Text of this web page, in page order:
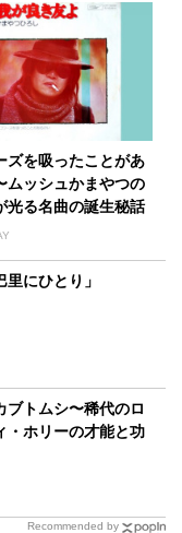
ズを吸ったことがあ
ムッシュかまやつの
光る名曲の誕生秘話
にひとり」
ブトムシ〜稀代のロ
・ホリーの才能と功
Recommended by